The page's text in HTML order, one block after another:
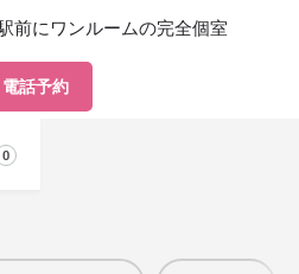
前にワンルームの完全個室
電話予約
0